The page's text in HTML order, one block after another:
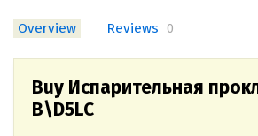
Overview Reviews 0
Buy Испарительная
B\D5LС